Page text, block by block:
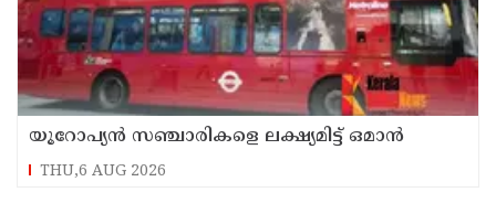
യൂറോപ്യന്‍ സഞ്ചാരികളെ ലക്ഷ്യമിട്ട് ഒമാന്‍
THU,6 AUG 2026